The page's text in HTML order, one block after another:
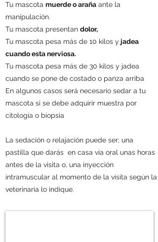
Tu mascota muerde o araña ante la
manipulación.
Tu mascota presentan dolor,
Tu mascota pesa más de 10 kilos y jadea
cuando esta nerviosa.
Tu mascota pesa más de 30 kilos y jadea
cuando se pone de costado o panza arriba
En algunos casos será necesario sedar a tu
mascota si se debe adquirir muestra por
citología o biopsia
La sedación o relajación puede ser; una
pastilla que darás en casa vía oral unas horas
antes de la visita o, una inyección
intramuscular al momento de la visita según la
veterinaria lo indique.